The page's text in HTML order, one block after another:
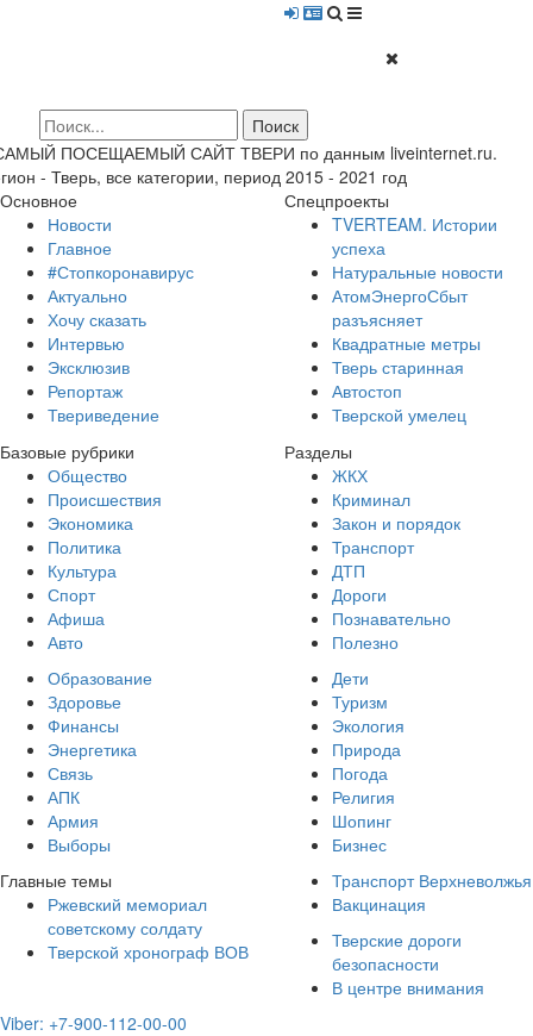
ПОСЕЩАЕМЫЙ САЙТ ТВЕРИ по данным liveinternet.ru.
- Тверь, все категории, период 2015 - 2021 год
Основное
Новости
Главное
#Стопкоронавирус
Актуально
Хочу сказать
Интервью
Эксклюзив
Репортаж
Твериведение
Спецпроекты
TVERTEAM. Истории
успеха
Натуральные новости
АтомЭнергоСбыт
разъясняет
Квадратные метры
Тверь старинная
Автостоп
Тверской умелец
Базовые рубрики
Общество
Происшествия
Экономика
Политика
Культура
Спорт
Афиша
Авто
Разделы
ЖКХ
Криминал
Закон и порядок
Транспорт
ДТП
Дороги
Познавательно
Полезно
Образование
Здоровье
Финансы
Энергетика
Связь
АПК
Армия
Выборы
Дети
Туризм
Экология
Природа
Погода
Религия
Шопинг
Бизнес
Главные темы
Ржевский мемориал
советскому солдату
Тверской хронограф ВОВ
Транспорт Верхневолжья
Вакцинация
Тверские дороги
безопасности
В центре внимания
Viber: +7-900-112-00-00